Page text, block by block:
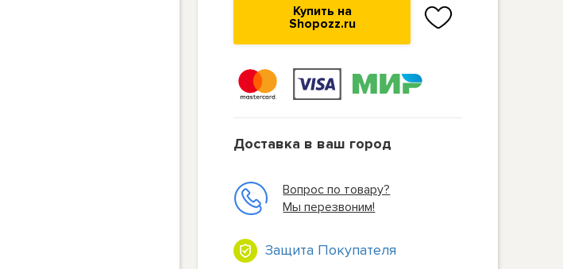
Купить на
Shopozz.ru
Доставка в ваш город
Вопрос по товару?
Мы перезвоним!
Защита Покупателя